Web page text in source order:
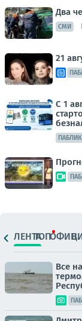
Два
СМИ
21
С 1
ЛЕНТАТОПОФИЦ.
Все